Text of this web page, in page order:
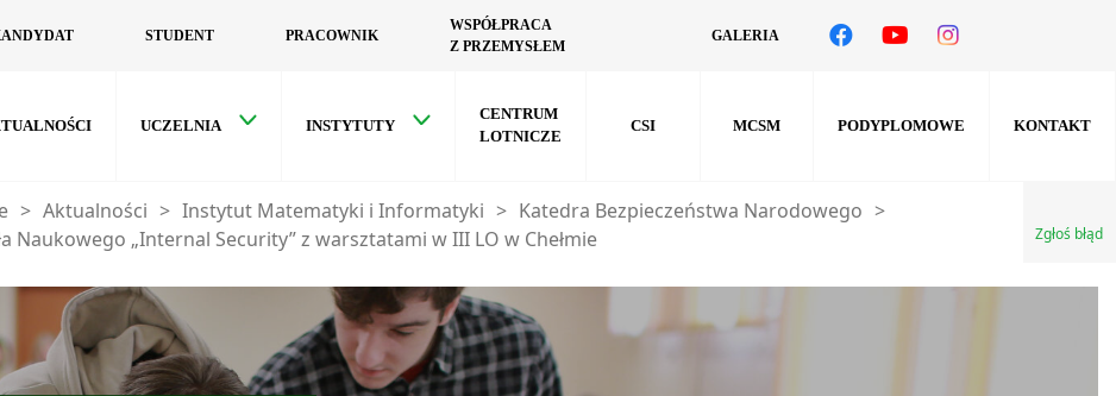
STUDENT PRACOWNIK
WSPÓŁPRACA
Z PRZEMYSŁEM
GALERIA
UCZELNIA INSTYTUTY
CENTRUM
LOTNICZE
CSI MCSM PODYPLOMOWE KONTAKT
Zgłoś błąd
> Aktualności > Instytut Matematyki i Informatyki > Katedra Bezpieczeństwa Narodowego >
Naukowego „Internal Security” z warsztatami w III LO w Chełmie